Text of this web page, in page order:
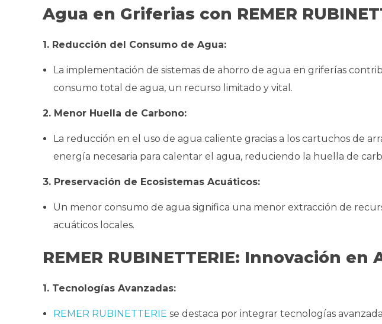
Agua en Griferias con REMER
1. Reducción del Consumo de Agua:
La implementación de sistemas de ahorro de agua en griferías
consumo total de agua, un recurso limitado y vital.
2. Menor Huella de Carbono:
La reducción en el uso de agua caliente gracias a los cartuchos de
energía necesaria para calentar el agua, reduciendo la huella de
3. Preservación de Ecosistemas Acuáticos:
Un menor consumo de agua significa una menor extracción de
acuáticos locales.
REMER RUBINETTERIE: Innovación
1. Tecnologías Avanzadas:
REMER RUBINETTERIE se destaca por integrar tecnologías